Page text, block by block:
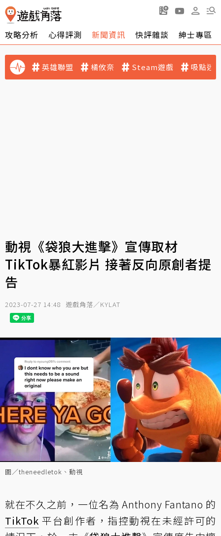
攻略分析 心得評測 新聞資訊 快評雜談 紳士專區
英雄聯盟 橘攸奈 Steam遊戲 吸點迷
動視《袋狼大進擊》宣傳取材
TikTok暴紅影片 接著反向原創者提
告
2023-07-27 14:48 遊戲角落／KYLAT
圖／theneedletok、動視
就在不久之前，一位名為 Anthony Fantano 的
TikTok 平台創作者，指控動視在未經許可的